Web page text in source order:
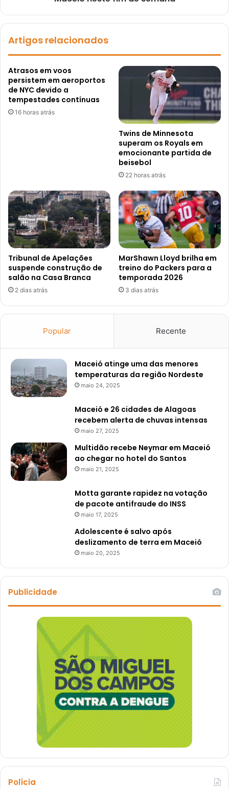
Artigos relacionados
Atrasos em voos
persistem em aeroportos
de NYC devido a
tempestades contínuas
16 horas atrás
Twins de Minnesota
superam os Royals em
emocionante partida de
beisebol
22 horas atrás
Tribunal de Apelações
suspende construção de
salão na Casa Branca
2 dias atrás
MarShawn Lloyd brilha em
treino do Packers para a
temporada 2026
3 dias atrás
Popular Recente
Maceió atinge uma das menores
temperaturas da região Nordeste
maio 24, 2025
Maceió e 26 cidades de Alagoas
recebem alerta de chuvas intensas
maio 27, 2025
Multidão recebe Neymar em Maceió
ao chegar no hotel do Santos
maio 21, 2025
Motta garante rapidez na votação
de pacote antifraude do INSS
maio 17, 2025
Adolescente é salvo após
deslizamento de terra em Maceió
maio 20, 2025
Publicidade
Polícia